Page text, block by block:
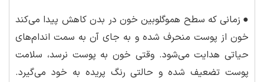
● زمانی که سطح هموگلوبین خون در بدن کاهش پیدا می‌کند
خون از پوست منحرف شده و به جای آن به سمت اندام‌های
حیاتی هدایت می‌شود. وقتی خون به پوست نرسد، سلامت
پوست تضعیف شده و حالتی رنگ پریده به خود می‌گیرد.